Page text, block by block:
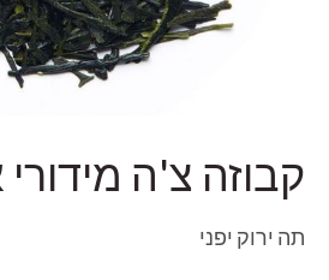
קבוזה צ'ה מידורי
תה ירוק יפני